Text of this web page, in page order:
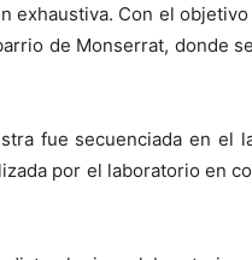
exhaustiva. Con el
de Monserrat, donde
fue secuenciada en el
por el laboratorio en